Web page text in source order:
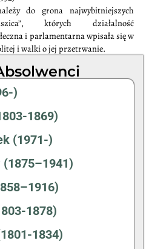
do grona najwybitniejszych
których działalność
i parlamentarna wpisała się w
i walki o jej przetrwanie.
)
1869)
(1971-)
(1875–1941)
1878)
1834)